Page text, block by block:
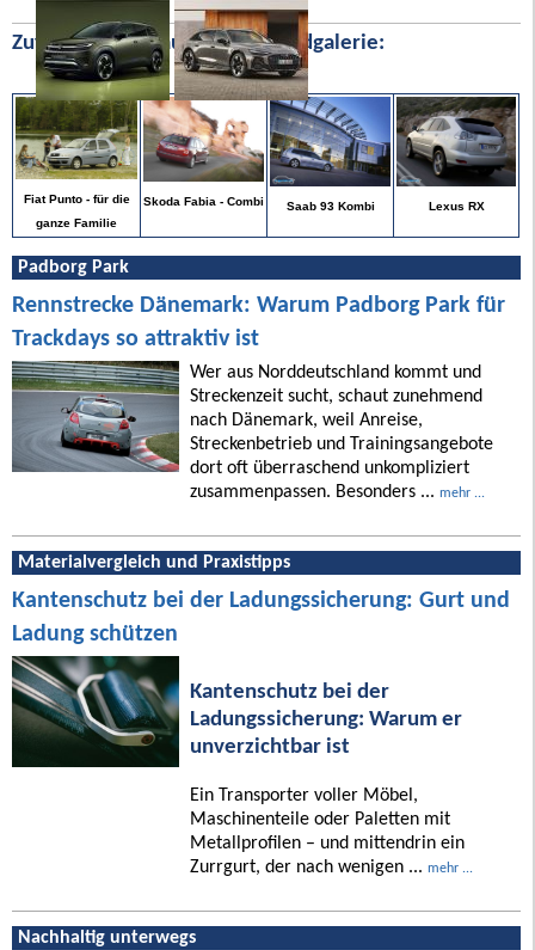
Zufällige Bilder aus unserer Bildgalerie:
Fiat Punto - für die
ganze Familie
Skoda Fabia - Combi Saab 93 Kombi Lexus RX
Padborg Park
Rennstrecke Dänemark: Warum Padborg Park für
Trackdays so attraktiv ist
Wer aus Norddeutschland kommt und
Streckenzeit sucht, schaut zunehmend
nach Dänemark, weil Anreise,
Streckenbetrieb und Trainingsangebote
dort oft überraschend unkompliziert
zusammenpassen. Besonders ... mehr ...
Materialvergleich und Praxistipps
Kantenschutz bei der Ladungssicherung: Gurt und
Ladung schützen
Kantenschutz bei der
Ladungssicherung: Warum er
unverzichtbar ist
Ein Transporter voller Möbel,
Maschinenteile oder Paletten mit
Metallprofilen – und mittendrin ein
Zurrgurt, der nach wenigen ... mehr ...
Nachhaltig unterwegs